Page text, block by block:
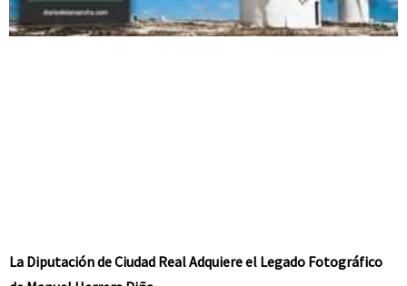
La Diputación de Ciudad Real Adquiere el Legado Fotográfico